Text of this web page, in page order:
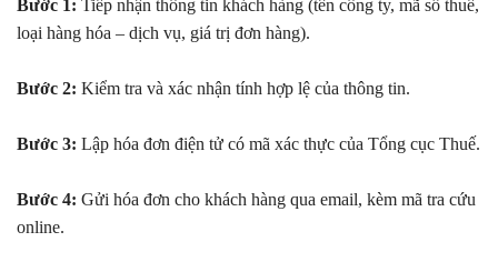
Bước 1: Tiếp nhận thông tin khách hàng (tên công ty, mã số thuế,
loại hàng hóa – dịch vụ, giá trị đơn hàng).
Bước 2: Kiểm tra và xác nhận tính hợp lệ của thông tin.
Bước 3: Lập hóa đơn điện tử có mã xác thực của Tổng cục Thuế.
Bước 4: Gửi hóa đơn cho khách hàng qua email, kèm mã tra cứu
online.